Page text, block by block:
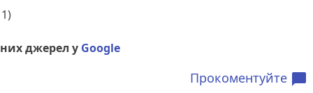
джерел у Google
Прокоментуйте chat_bubble